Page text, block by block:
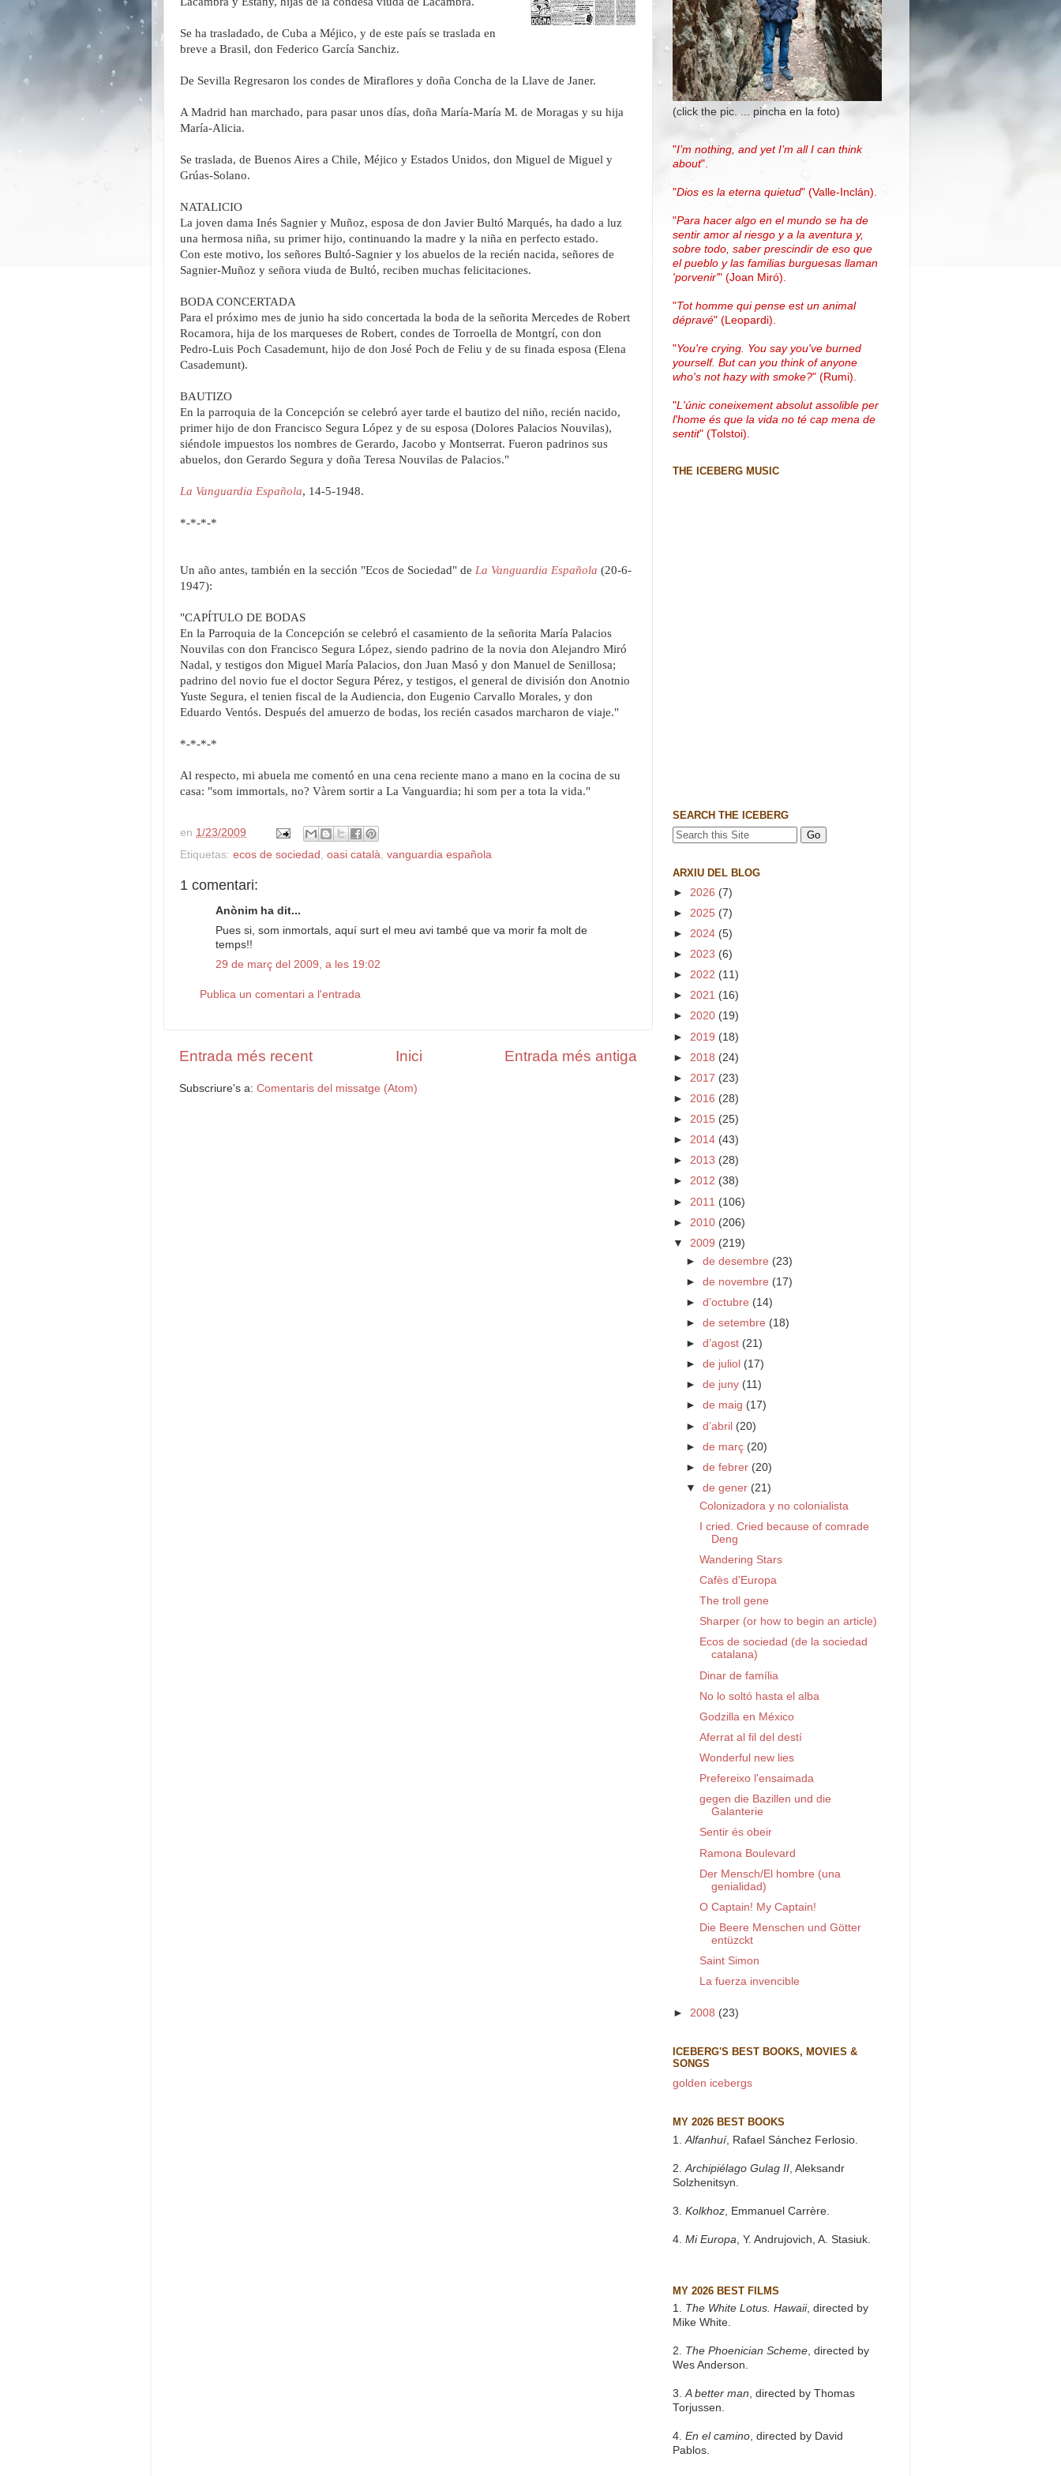
Se ha trasladado, de Cuba a Méjico, y de este país se traslada en
breve a Brasil, don Federico García Sanchiz.
De Sevilla Regresaron los condes de Miraflores y doña Concha de la Llave de Janer.
A Madrid han marchado, para pasar unos días, doña María-María M. de Moragas y su hija
María-Alicia.
Se traslada, de Buenos Aires a Chile, Méjico y Estados Unidos, don Miguel de Miguel y
Grúas-Solano.
NATALICIO
La joven dama Inés Sagnier y Muñoz, esposa de don Javier Bultó Marqués, ha dado a luz
una hermosa niña, su primer hijo, continuando la madre y la niña en perfecto estado.
Con este motivo, los señores Bultó-Sagnier y los abuelos de la recién nacida, señores de
Sagnier-Muñoz y señora viuda de Bultó, reciben muchas felicitaciones.
BODA CONCERTADA
Para el próximo mes de junio ha sido concertada la boda de la señorita Mercedes de Robert
Rocamora, hija de los marqueses de Robert, condes de Torroella de Montgrí, con don
Pedro-Luis Poch Casademunt, hijo de don José Poch de Feliu y de su finada esposa (Elena
Casademunt).
BAUTIZO
En la parroquia de la Concepción se celebró ayer tarde el bautizo del niño, recién nacido,
primer hijo de don Francisco Segura López y de su esposa (Dolores Palacios Nouvilas),
siéndole impuestos los nombres de Gerardo, Jacobo y Montserrat. Fueron padrinos sus
abuelos, don Gerardo Segura y doña Teresa Nouvilas de Palacios."
La Vanguardia Española, 14-5-1948.
*-*-*-*
Un año antes, también en la sección "Ecos de Sociedad" de La Vanguardia Española (20-6-
1947):
"CAPÍTULO DE BODAS
En la Parroquia de la Concepción se celebró el casamiento de la señorita María Palacios
Nouvilas con don Francisco Segura López, siendo padrino de la novia don Alejandro Miró
Nadal, y testigos don Miguel María Palacios, don Juan Masó y don Manuel de Senillosa;
padrino del novio fue el doctor Segura Pérez, y testigos, el general de división don Anotnio
Yuste Segura, el tenien fiscal de la Audiencia, don Eugenio Carvallo Morales, y don
Eduardo Ventós. Después del amuerzo de bodas, los recién casados marcharon de viaje."
*-*-*-*
Al respecto, mi abuela me comentó en una cena reciente mano a mano en la cocina de su
casa: "som immortals, no? Vàrem sortir a La Vanguardia; hi som per a tota la vida."
en 1/23/2009
Etiquetas: ecos de sociedad oasi català vanguardia española
1 comentari:
Anònim ha dit...
Pues si, som inmortals, aquí surt el meu avi també que va morir fa molt de
temps!!
29 de març del 2009, a les 19:02
Publica un comentari a l'entrada
Entrada més recent Entrada més antiga
Inici
Subscriure's a: Comentaris del missatge (Atom)
(click the pic. ... pincha en la foto)
"I’m nothing, and yet I’m all I can think
about".
"Dios es la eterna quietud" (Valle-Inclán)
"Para hacer algo en el mundo se ha de
sentir amor al riesgo y a la aventura y,
sobre todo, saber prescindir de eso que
el pueblo y las familias burguesas llaman
'porvenir'" (Joan Miró)
"Tot homme qui pense est un animal
dépravé" (Leopardi).
"You're crying. You say you've burned
yourself. But can you think of anyone
who's not hazy with smoke?" (Rumi).
"L'únic coneixement absolut assolible per
l'home és que la vida no té cap mena de
sentit" (Tolstoi).
THE ICEBERG MUSIC
SEARCH THE ICEBERG
ARXIU DEL BLOG
► 2026 (7)
► 2025 (7)
► 2024 (5)
► 2023 (6)
► 2022 (11)
► 2021 (16)
► 2020 (19)
► 2019 (18)
► 2018 (24)
► 2017 (23)
► 2016 (28)
► 2015 (25)
► 2014 (43)
► 2013 (28)
► 2012 (38)
► 2011 (106)
► 2010 (206)
▼ 2009 (219)
►de desembre (23)
►de novembre (17)
►d’octubre (14)
►de setembre (18)
►d’agost (21)
►de juliol (17)
►de juny (11)
►de maig (17)
►d’abril (20)
►de març (20)
►de febrer (20)
▼de gener (21)
Colonizadora y no colonialista
I cried. Cried because of comrade
Deng
Wandering Stars
Cafès d'Europa
The troll gene
Sharper (or how to begin an article)
Ecos de sociedad (de la sociedad
catalana)
Dinar de família
No lo soltó hasta el alba
Godzilla en México
Aferrat al fil del destí
Wonderful new lies
Prefereixo l'ensaimada
gegen die Bazillen und die
Galanterie
Sentir és obeir
Ramona Boulevard
Der Mensch/El hombre (una
genialidad)
O Captain! My Captain!
Die Beere Menschen und Götter
entüzckt
Saint Simon
La fuerza invencible
► 2008 (23)
ICEBERG'S BEST BOOKS, MOVIES &
SONGS
golden icebergs
MY 2026 BEST BOOKS
1. Alfanhuí, Rafael Sánchez Ferlosio.
2. Archipiélago Gulag II , Aleksandr
Solzhenitsyn.
3. Kolkhoz , Emmanuel Carrère.
4. Mi Europa , Y. Andrujovich, A. Stasiuk.
MY 2026 BEST FILMS
1. The White Lotus. Hawaii, directed by
Mike White.
2. The Phoenician Scheme, directed by
Wes Anderson.
3.A better man, directed by Thomas
Torjussen.
4. En el camino, directed by David
Pablos.